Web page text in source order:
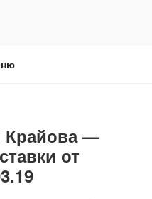
Крайова —
от